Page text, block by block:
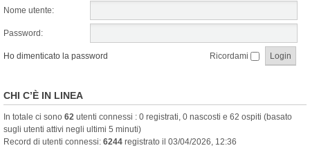
Nome utente:
Password:
Ho dimenticato la password Ricordami
CHI C’È IN LINEA
In totale ci sono 62 utenti connessi : 0 registrati, 0 nascosti e 62 ospiti (basato
sugli utenti attivi negli ultimi 5 minuti)
Record di utenti connessi: 6244 registrato il 03/04/2026, 12:36